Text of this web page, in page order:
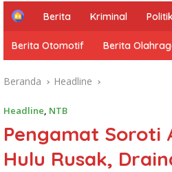
H
m
e
Berita Kriminal Politik
Berita Otomotif Berita
Beranda Headline
Headline, NTB
Pengamat Soroti
Hulu Rusak,